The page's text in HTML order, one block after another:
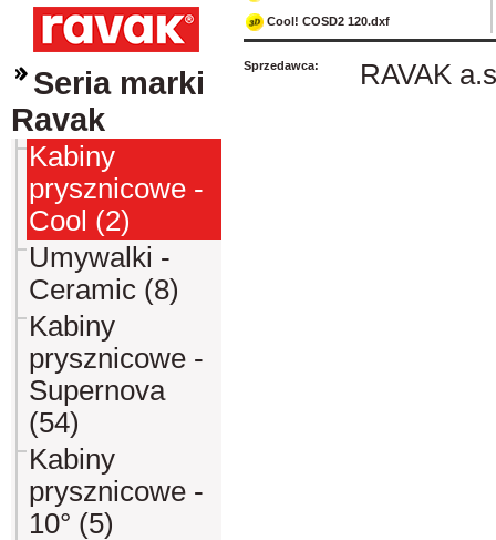
Seria marki
Ravak
Kabiny
prysznicowe -
Cool (2)
Umywalki -
Ceramic (8)
Kabiny
prysznicowe -
Supernova
(54)
Kabiny
prysznicowe -
10° (5)
Cool! COSD2 120.dxf
Sprzedawca: RAVAK